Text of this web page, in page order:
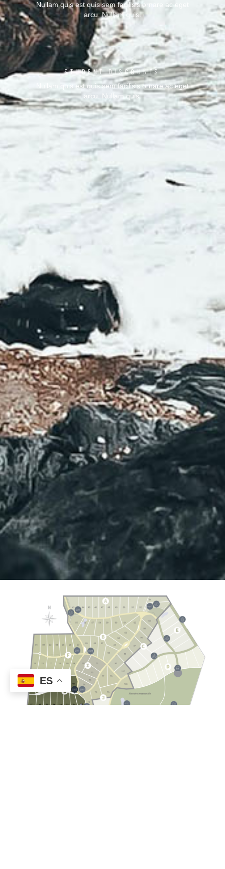
Nullam quis est quis sem facilisis ornare ac eget
arcu. Nullam quis.
STUDENT DISCOUNTS
Nullam quis est quis sem facilisis ornare ac eget
arcu. Nullam quis.
ES